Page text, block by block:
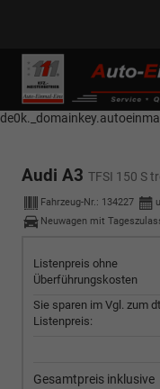
------------ Host Name :
selector1-aee-
Name :
Audi A3 TFSI 150 S
Fahrzeug-Nr.: 134227
Neuwagen mit
Listenpreis ohne
Überführungskosten
Sie sparen im Vgl. zum dt.
Listenpreis:
Gesamtpreis inklusive